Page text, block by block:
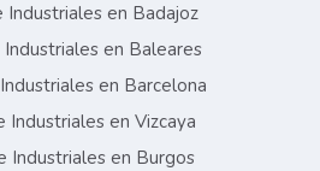
Industriales en Badajoz
en Baleares
en Barcelona
Industriales en Vizcaya
Industriales en Burgos